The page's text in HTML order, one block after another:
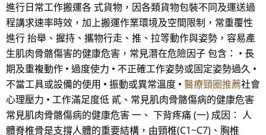
進行日常工作搬運各 式貨物，因各類貨物包裝不同及運送過
程講求速率時效，加上搬運作業環境及空間限制，常重覆性
進行 抬舉、握持、攜物行走、推、拉等動作與姿勢，容易產
生肌肉骨骼傷害的健康危害，常見潛在危險因子 包含： • 長
期及重複動作 • 過度使力 • 不正確工作姿勢或固定姿勢過久 •
不當工具或設備的使用 • 振動或異常溫度 • 醫療頸圈推薦社會
心理壓力 • 工作滿足度低 貳、常見肌肉骨骼傷病的健康危害
常見肌肉骨骼傷病的健康危害 一、 下背疼痛 (一) 成因： 人
體脊椎骨是支撐人體的重要結構，由頸椎(C1~C7)、胸椎